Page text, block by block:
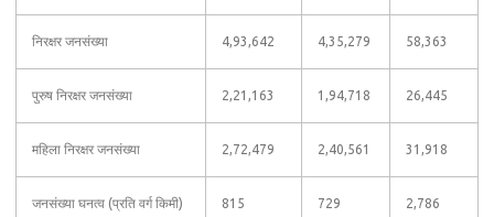
निरक्षर जनसंख्या 4,93,642 4,35,279 58,363
पुरुष निरक्षर जनसंख्या 2,21,163 1,94,718 26,445
महिला निरक्षर जनसंख्या 2,72,479 2,40,561 31,918
जनसंख्या घनत्व (प्रति वर्ग किमी) 815 729 2,786